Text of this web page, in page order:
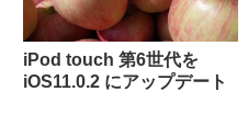
iPod touch 第6世代を
iOS11.0.2 にアップデート